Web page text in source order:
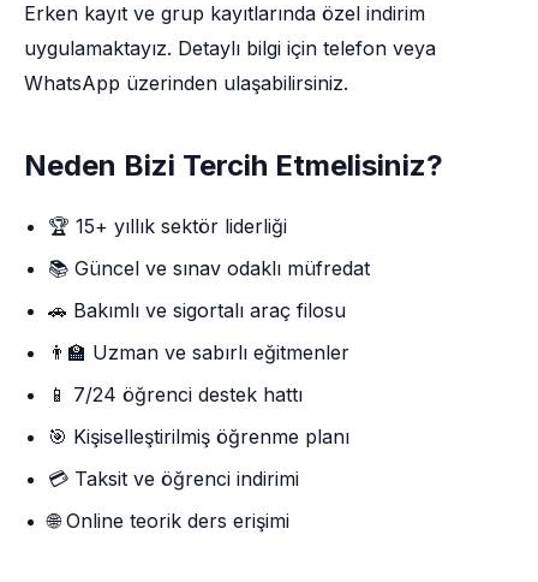
Erken kayıt ve grup kayıtlarında özel indirim
uygulamaktayız. Detaylı bilgi için telefon veya
WhatsApp üzerinden ulaşabilirsiniz.
Neden Bizi Tercih Etmelisiniz?
🏆 15+ yıllık sektör liderliği
📚 Güncel ve sınav odaklı müfredat
🚗 Bakımlı ve sigortalı araç filosu
👨‍🏫 Uzman ve sabırlı eğitmenler
📱 7/24 öğrenci destek hattı
🎯 Kişiselleştirilmiş öğrenme planı
💳 Taksit ve öğrenci indirimi
🌐 Online teorik ders erişimi